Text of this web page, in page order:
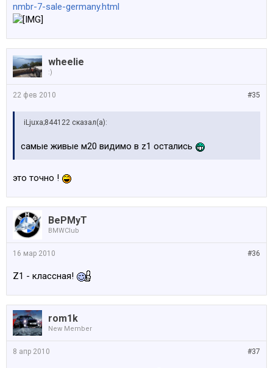
nmbr-7-sale-germany.html
wheelie
:)
#35
22 фев 2010
iLjuxa;844122 сказал(а):
самые живые м20 видимо в z1 остались
это точно !
BePMyT
BMWClub
#36
16 мар 2010
Z1 - классная!
rom1k
New Member
#37
8 апр 2010